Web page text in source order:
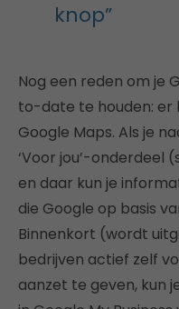
knop”
Nog een reden om je
to-date te houden: er
Google Maps. Als je
‘Voor jou’-onderdeel
en daar kun je
die Google op basis
Binnenkort (wordt
bedrijven actief zelf
aanzet te geven, kun